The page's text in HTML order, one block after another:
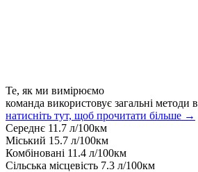
Те, як ми вимірюємо
команда використовує загальні
натисніть тут, щоб прочитати більше →
Середнє 11.7 л/100км
Міський 15.7 л/100км
Комбіновані 11.4 л/100км
Сільська місцевість 7.3 л/100км